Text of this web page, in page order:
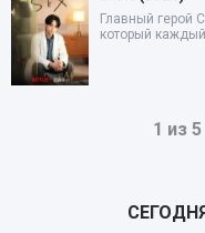
Главный герой
который
1 из 5